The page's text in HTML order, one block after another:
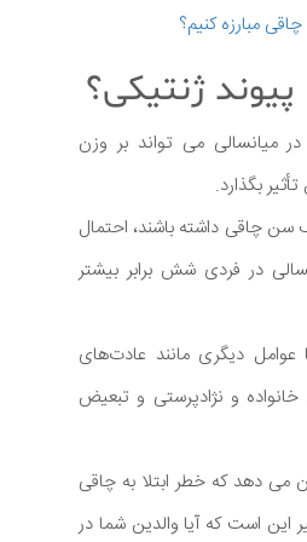
مبارزه کنیم؟
ژنتیکی؟
میانسالی می تواند بر وزن
بگذارد.
سن چاقی داشته باشند، احتمال
در فردی شش برابر بیشتر
عوامل دیگری مانند عادت‌های
و نژادپرستی و تبعیض
می دهد که خطر ابتلا به چاقی
این است که آیا والدین شما در